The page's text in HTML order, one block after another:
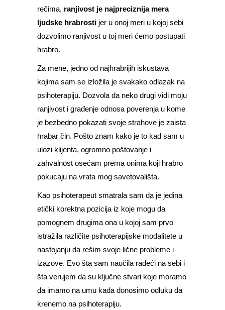
rečima, ranjivost je najpreciznija mera
ljudske hrabrosti jer u onoj meri u kojoj sebi
dozvolimo ranjivost u toj meri ćemo postupati
hrabro.
Za mene, jedno od najhrabrijih iskustava
kojima sam se izložila je svakako odlazak na
psihoterapiju. Dozvola da neko drugi vidi moju
ranjivost i građenje odnosa poverenja u kome
je bezbedno pokazati svoje strahove je zaista
hrabar čin. Pošto znam kako je to kad sam u
ulozi klijenta, ogromno poštovanje i
zahvalnost osećam prema onima koji hrabro
pokucaju na vrata mog savetovališta.
Kao psihoterapeut smatrala sam da je jedina
etički korektna pozicija iz koje mogu da
pomognem drugima ona u kojoj sam prvo
istražila različite psihoterapijske modalitete u
nastojanju da rešim svoje lične probleme i
izazove. Evo šta sam naučila radeći na sebi i
šta verujem da su ključne stvari koje moramo
da imamo na umu kada donosimo odluku da
krenemo na psihoterapiju.